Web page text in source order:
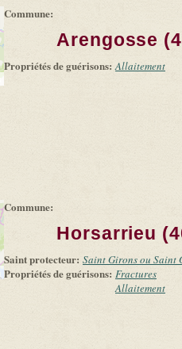
Commune:
Arengosse
Propriétés de guérisons:Allaitement
Commune:
Horsarrieu
Saint protecteur: Saint Girons ou Saint
Propriétés de guérisons: Fractures
Allaitement